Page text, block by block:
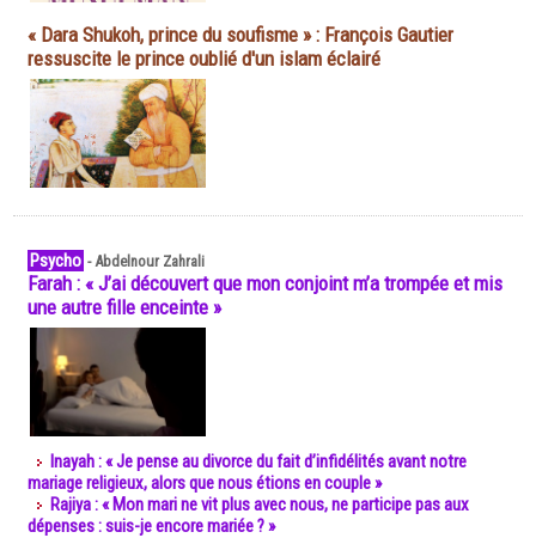
« Dara Shukoh, prince du soufisme » : François Gautier
ressuscite le prince oublié d'un islam éclairé
Psycho -Abdelnour Zahrali
Farah : « J’ai découvert que mon conjoint m’a trompée et mis
une autre fille enceinte »
Inayah : « Je pense au divorce du fait d’infidélités avant notre
mariage religieux, alors que nous étions en couple »
Rajiya : « Mon mari ne vit plus avec nous, ne participe pas aux
dépenses : suis-je encore mariée ? »